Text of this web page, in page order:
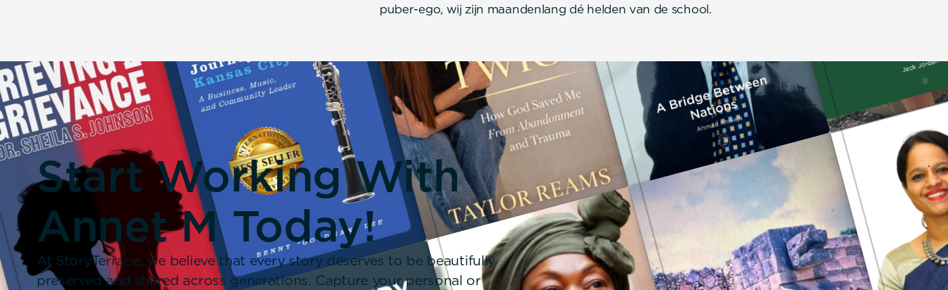
puber-ego, wij zijn maandenlang dé helden van de school.
Start Working With
Annet M Today!
At StoryTerrace, we believe that every story deserves to be beautifully
preserved and shared across generations. Capture your personal or